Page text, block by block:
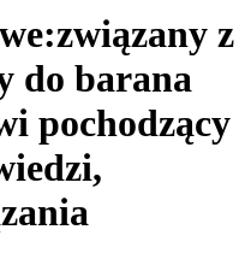
związany z
do barana
pochodzący